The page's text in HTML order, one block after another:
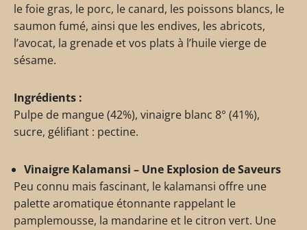
le foie gras, le porc, le canard, les poissons blancs, le
saumon fumé, ainsi que les endives, les abricots,
l’avocat, la grenade et vos plats à l’huile vierge de
sésame.
Ingrédients :
Pulpe de mangue (42%), vinaigre blanc 8° (41%),
sucre, gélifiant : pectine.
Vinaigre Kalamansi – Une Explosion de Saveurs
Peu connu mais fascinant, le kalamansi offre une
palette aromatique étonnante rappelant le
pamplemousse, la mandarine et le citron vert. Une